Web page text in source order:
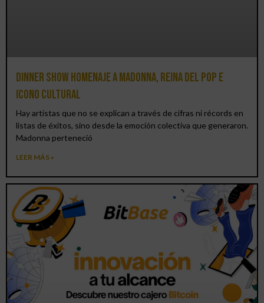
Dinner Show homenaje a Madonna, reina del pop e
icono cultural
Hay artistas que no se explican a través de cifras ni récords en
listas de éxitos, sino desde la emoción colectiva que generaron.
Madonna perteneció
LEER MÁS »